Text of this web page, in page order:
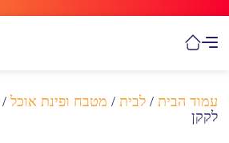
עמוד הבית / לבית / מטבח ופינת אוכל /
לקקן